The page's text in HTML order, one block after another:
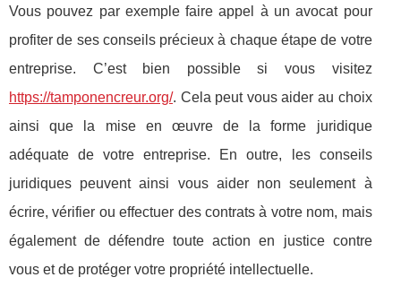
Vous pouvez par exemple faire appel à un avocat pour
profiter de ses conseils précieux à chaque étape de votre
entreprise. C’est bien possible si vous visitez
https://tamponencreur.org/. Cela peut vous aider au choix
ainsi que la mise en œuvre de la forme juridique
adéquate de votre entreprise. En outre, les conseils
juridiques peuvent ainsi vous aider non seulement à
écrire, vérifier ou effectuer des contrats à votre nom, mais
également de défendre toute action en justice contre
vous et de protéger votre propriété intellectuelle.